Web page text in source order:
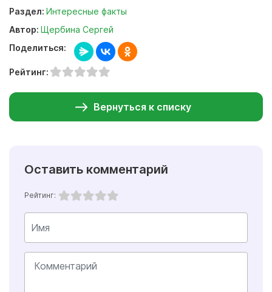
Раздел: Интересные факты
Автор: Щербина Сергей
Поделиться:
Рейтинг:
Вернуться к списку
Оставить комментарий
Рейтинг: